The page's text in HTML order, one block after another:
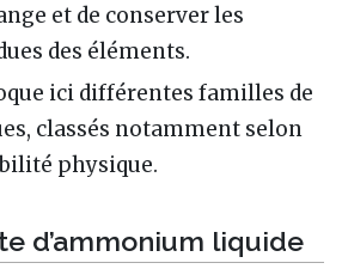
et de conserver les
des éléments.
ici différentes familles de
classés notamment selon
physique.
d’ammonium liquide